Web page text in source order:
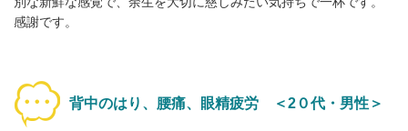
感謝です。
背中のはり、腰痛、眼精疲労 ＜2０代・男性＞